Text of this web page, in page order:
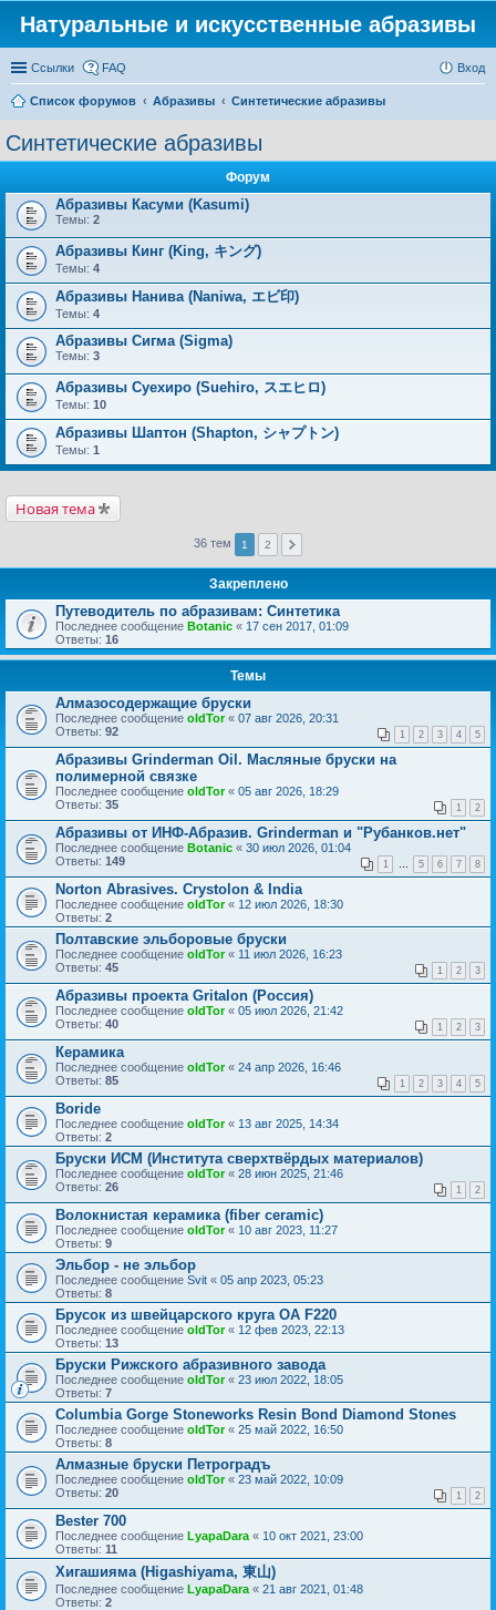
Натуральные и искусственные абразивы
Ссылки FAQ Вход
Список форумов Абразивы Синтетические абразивы
Синтетические абразивы
Форум
Абразивы Касуми (Kasumi)
Темы: 2
Абразивы Кинг (King, キング)
Темы: 4
Абразивы Нанива (Naniwa, エビ印)
Темы: 4
Абразивы Сигма (Sigma)
Темы: 3
Абразивы Суехиро (Suehiro, スエヒロ)
Темы: 10
Абразивы Шаптон (Shapton, シャプトン)
Темы: 1
Новая тема
36 тем 1 2
Закреплено
Путеводитель по абразивам: Синтетика
Последнее сообщение Botanic « 17 сен 2017, 01:09
Ответы: 16
Темы
Алмазосодержащие бруски
Последнее сообщение oldTor« 07 авг 2026, 20:31
Ответы: 92 1 2 3 4 5
Абразивы Grinderman Oil. Масляные бруски на
полимерной связке
Последнее сообщение oldTor« 05 авг 2026, 18:29
Ответы: 35 1 2
Абразивы от ИНФ-Абразив. Grinderman и "Рубанков.нет"
Последнее сообщение Botanic « 30 июл 2026, 01:04
Ответы: 149 1 … 5 6 7 8
Norton Abrasives. Crystolon & India
Последнее сообщение oldTor« 12 июл 2026, 18:30
Ответы: 2
Полтавские эльборовые бруски
Последнее сообщение oldTor« 11 июл 2026, 16:23
Ответы: 45 1 2 3
Абразивы проекта Gritalon (Россия)
Последнее сообщение oldTor« 05 июл 2026, 21:42
Ответы: 40 1 2 3
Керамика
Последнее сообщение oldTor« 24 апр 2026, 16:46
Ответы: 85 1 2 3 4 5
Boride
Последнее сообщение oldTor« 13 авг 2025, 14:34
Ответы: 2
Бруски ИСМ (Института сверхтвёрдых материалов)
Последнее сообщение oldTor« 28 июн 2025, 21:46
Ответы: 26 1 2
Волокнистая керамика (fiber ceramic)
Последнее сообщение oldTor« 10 авг 2023, 11:27
Ответы: 9
Эльбор - не эльбор
Последнее сообщение Svit « 05 апр 2023, 05:23
Ответы: 8
Брусок из швейцарского круга ОА F220
Последнее сообщение oldTor« 12 фев 2023, 22:13
Ответы: 13
Бруски Рижского абразивного завода
Последнее сообщение oldTor« 23 июл 2022, 18:05
Ответы: 7
Columbia Gorge Stoneworks Resin Bond Diamond Stones
Последнее сообщение oldTor« 25 май 2022, 16:50
Ответы: 8
Алмазные бруски Петроградъ
Последнее сообщение oldTor« 23 май 2022, 10:09
Ответы: 20 1 2
Bester 700
Последнее сообщение LyapaDara « 10 окт 2021, 23:00
Ответы: 11
Хигашияма (Higashiyama, 東山)
Последнее сообщение LyapaDara « 21 авг 2021, 01:48
Ответы: 2